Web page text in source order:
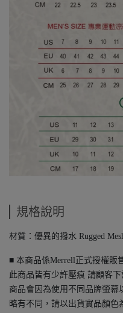
規格說明
材質：優異的撥水 Rugged
■ 本商品係Merrell正式授權販
此商品皆有少許壓痕 請顧客
商品會因為使用不同品牌螢
略有不同，請以出貨實品顏色